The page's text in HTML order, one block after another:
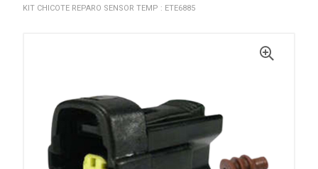
KIT CHICOTE REPARO SENSOR TEMP : ETE6885